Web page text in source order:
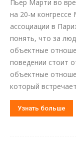
Пьер Марти во
на 20-м
ассоциации в
понять, что за
объектные
поведении стоит
объектные
который
Узнать больше